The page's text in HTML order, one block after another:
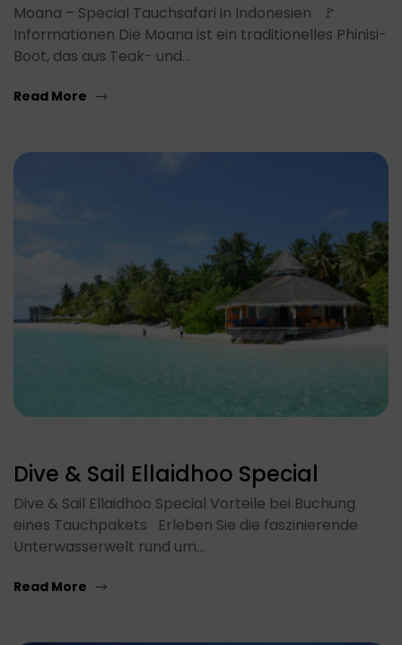
Moana – Special Tauchsafari in Indonesien 🚩
Informationen Die Moana ist ein traditionelles Phinisi-
Boot, das aus Teak- und…
Read More
Dive & Sail Ellaidhoo Special
Dive & Sail Ellaidhoo Special Vorteile bei Buchung
eines Tauchpakets Erleben Sie die faszinierende
Unterwasserwelt rund um…
Read More